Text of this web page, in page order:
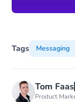
Tags Messaging
Tom Faas
Product